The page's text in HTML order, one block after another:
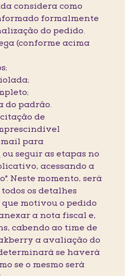
considera como
formalmente
do pedido.
(conforme acima
do padrão.
de
para
ou seguir as etapas no
acessando a
Neste momento, será
os detalhes
motivou o pedido
a nota fiscal e,
cabendo ao time de
a avaliação do
se haverá
se o mesmo será